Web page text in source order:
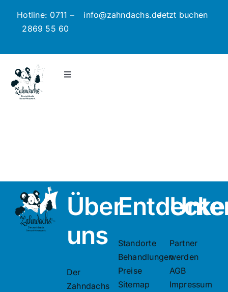
Inhalt
springen
Hotline: 0711 –
2869 55 60
info@zahndachs.deJetzt buchen
Toggle
Jetzt Hilfe anfragen
Blog
Über
uns
Der
Zahndachs
Standorte
Behandlungen
Preise
Sitemap
Partner
werden
AGB
Impressum